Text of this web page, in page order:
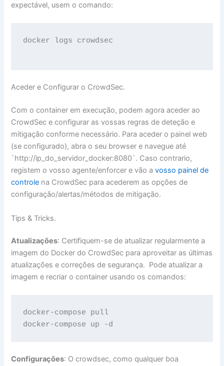
expectável, usem o comando:
docker logs crowdsec
Aceder e Configurar o CrowdSec.
Com o container em execução, podem agora aceder ao
CrowdSec e configurar as vossas regras de deteção e
mitigação conforme necessário. Para aceder o painel web
(se configurado), abra o seu browser e navegue até
`http://ip_do_servidor_docker:8080`. Caso contrario,
registem o vosso agente/enforcer e vão avosso painel de
controle na CrowdSec para acederem as opções de
configuração/alertas/métodos de mitigação.
Tips & Tricks.
Atualizações: Certifiquem-se de atualizar regularmente a
imagem do Docker do CrowdSec para aproveitar as últimas
atualizações e correções de segurança. Pode atualizar a
imagem e recriar o container usando os comandos:
docker-compose pull
docker-compose up -d
Configurações: O crowdsec, como qualquer boa